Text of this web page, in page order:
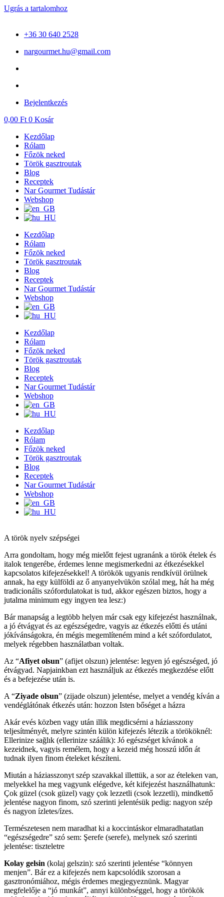
Ugrás a tartalomhoz
+36 30 640 2528
nargourmet.hu@gmail.com
Bejelentkezés
0,00 Ft 0 Kosár
Kezdőlap
Rólam
Főzök neked
Török gasztroutak
Blog
Receptek
Nar Gourmet Tudástár
Webshop
Kezdőlap
Rólam
Főzök neked
Török gasztroutak
Blog
Receptek
Nar Gourmet Tudástár
Webshop
Kezdőlap
Rólam
Főzök neked
Török gasztroutak
Blog
Receptek
Nar Gourmet Tudástár
Webshop
Kezdőlap
Rólam
Főzök neked
Török gasztroutak
Blog
Receptek
Nar Gourmet Tudástár
Webshop
A török nyelv szépségei
Arra gondoltam, hogy még mielőtt fejest ugranánk a török ételek és
italok tengerébe, érdemes lenne megismerkedni az étkezésekkel
kapcsolatos kifejezésekkel! A törökök ugyanis rendkívül örülnek
annak, ha egy külföldi az ő anyanyelvükön szólal meg, hát ha még
tradicionális szófordulatokat is tud, akkor egészen biztos, hogy a
jutalma minimum egy ingyen tea lesz:)
Bár manapság a legtöbb helyen már csak egy kifejezést használnak,
a jó étvágyat és az egészségedre, vagyis az étkezés előtti és utáni
jókívánságokra, én mégis megemlíteném mind a két szófordulatot,
melyek régebben használatban voltak.
Az “Afiyet olsun” (afijet olszun) jelentése: legyen jó egészséged, jó
étvágyad. Napjainkban ezt használjuk az étkezés megkezdése előtt
és a befejezése után is.
A “Ziyade olsun” (zijade olszun) jelentése, melyet a vendég kíván a
vendéglátónak étkezés után: hozzon Isten bőséget a házra
Akár evés közben vagy után illik megdicsérni a háziasszony
teljesítményét, melyre szintén külön kifejezés létezik a törököknél:
Ellerinize sağlık (ellerinize száálik): Jó egészséget kívánok a
kezeidnek, vagyis remélem, hogy a kezeid még hosszú időn át
tudnak ilyen finom ételeket készíteni.
Miután a háziasszonyt szép szavakkal illettük, a sor az ételeken van,
melyekkel ha meg vagyunk elégedve, két kifejezést használhatunk:
Çok güzel (csok güzel) vagy çok lezzetli (csok lezzetli), mindkettő
jelentése nagyon finom, szó szerinti jelentésük pedig: nagyon szép
és nagyon ízletes/ízes.
Természetesen nem maradhat ki a koccintáskor elmaradhatatlan
“egészségedre” szó sem: Şerefe (serefe), melynek szó szerinti
jelentése: tiszteletre
Kolay gelsin (kolaj gelszin): szó szerinti jelentése “könnyen
menjen”. Bár ez a kifejezés nem kapcsolódik szorosan a
gasztronómiához, mégis érdemes megjegyeznünk. Magyar
megfelelője a “jó munkát”, annyi különbséggel, hogy a törökök